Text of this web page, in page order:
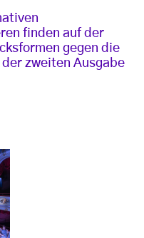
finden auf der
gegen die
der zweiten Ausgabe